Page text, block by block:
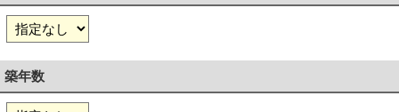
築年数